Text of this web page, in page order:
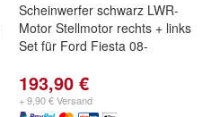
Scheinwerfer schwarz LWR-
Motor Stellmotor rechts + links
Set für Ford Fiesta 08-
193,90 €
+ 9,90 € Versand